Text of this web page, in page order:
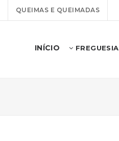
QUEIMAS E QUEIMADAS
INÍCIO FREGUESIA